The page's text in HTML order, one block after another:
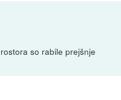
so rabile prejšnje